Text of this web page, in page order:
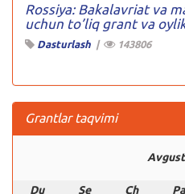
Rossiya: Bakalavriat va
uchun to’liq grant va
Dasturlash | 143806
Grantlar taqvimi
Du Se Ch Pa